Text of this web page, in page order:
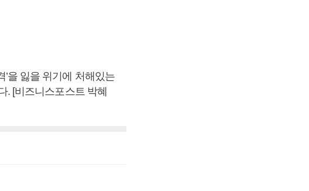
을 잃을 위기에 처해있는
. [비즈니스포스트 박혜